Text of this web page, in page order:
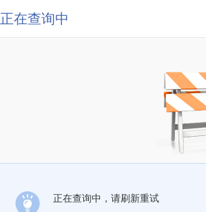
正在查询中
正在查询中，请刷新重试